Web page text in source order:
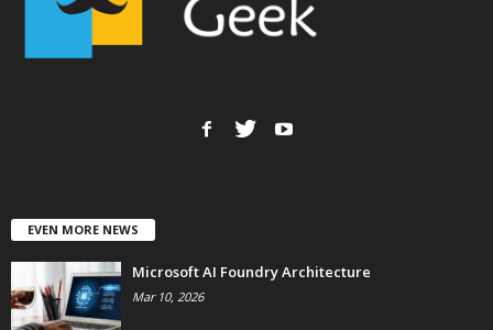
EVEN MORE NEWS
Microsoft AI Foundry Architecture
Mar 10, 2026